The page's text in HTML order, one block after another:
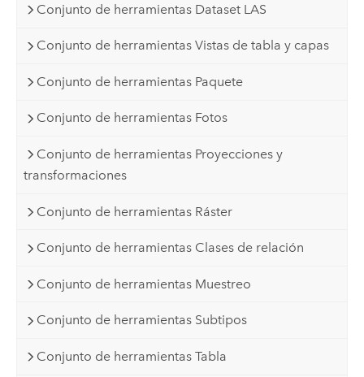
Conjunto de herramientas Dataset LAS
Conjunto de herramientas Vistas de tabla y capas
Conjunto de herramientas Paquete
Conjunto de herramientas Fotos
Conjunto de herramientas Proyecciones y
transformaciones
Conjunto de herramientas Ráster
Conjunto de herramientas Clases de relación
Conjunto de herramientas Muestreo
Conjunto de herramientas Subtipos
Conjunto de herramientas Tabla